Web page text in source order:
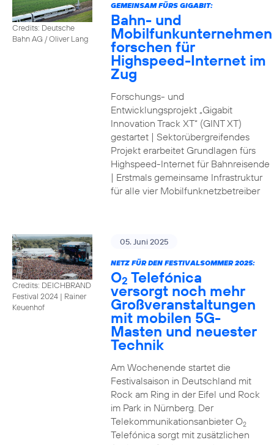
Credits: Deutsche
Bahn AG / Oliver Lang
GEMEINSAM FÜRS GIGABIT:
Bahn- und
Mobilfunkunternehmen
forschen für
Highspeed-Internet im
Zug
Forschungs- und
Entwicklungsprojekt „Gigabit
Innovation Track XT“ (GINT XT)
gestartet | Sektorübergreifendes
Projekt erarbeitet Grundlagen fürs
Highspeed-Internet für Bahnreisende
| Erstmals gemeinsame Infrastruktur
für alle vier Mobilfunknetzbetreiber
Credits: DEICHBRAND
Festival 2024 | Rainer
Keuenhof
05. Juni 2025
NETZ FÜR DEN FESTIVALSOMMER 2025:
O2 Telefónica
versorgt noch mehr
Großveranstaltungen
mit mobilen 5G-
Masten und neuester
Technik
Am Wochenende startet die
Festivalsaison in Deutschland mit
Rock am Ring in der Eifel und Rock
im Park in Nürnberg. Der
Telekommunikationsanbieter O2
Telefónica sorgt mit zusätzlichen